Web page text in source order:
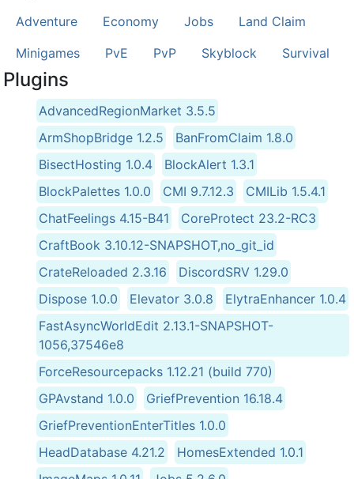
Adventure Economy Jobs
Land Claim
Minigames
PvE PvP Skyblock Survival
Plugins
AdvancedRegionMarket 3.5.5
ArmShopBridge 1.2.5
BanFromClaim 1.8.0
BisectHosting 1.0.4
BlockAlert 1.3.1
BlockPalettes 1.0.0
CMI 9.7.12.3
CMILib 1.5.4.1
ChatFeelings 4.15-B41
CoreProtect 23.2-RC3
CraftBook 3.10.12-SNAPSHOT,no_git_id
CrateReloaded 2.3.16
DiscordSRV 1.29.0
Dispose 1.0.0
Elevator 3.0.8
ElytraEnhancer 1.0.4
FastAsyncWorldEdit 2.13.1-SNAPSHOT-
1056,37546e8
ForceResourcepacks 1.12.21 (build 770)
GPAvstand 1.0.0
GriefPrevention 16.18.4
GriefPreventionEnterTitles 1.0.0
HeadDatabase 4.21.2
HomesExtended 1.0.1